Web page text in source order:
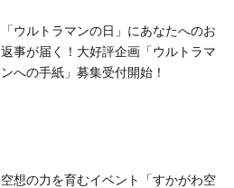
「ウルトラマンの日」にあなたへのお
返事が届く！大好評企画「ウルトラマ
ンへの手紙」募集受付開始！
空想の力を育むイベント「すかがわ空